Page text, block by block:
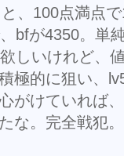
、100点満点
bfが4350。単
しいけれど、
極的に狙い、
がけていれば
な。完全戦犯。